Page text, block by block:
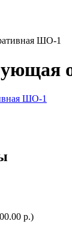
ШО-1
р.)